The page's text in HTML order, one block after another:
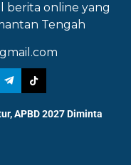
berita online yang
Tengah
APBD 2027 Diminta